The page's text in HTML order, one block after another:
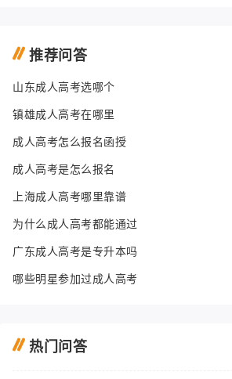
推荐问答
山东成人高考选哪个
镇雄成人高考在哪里
成人高考怎么报名函授
成人高考是怎么报名
上海成人高考哪里靠谱
为什么成人高考都能通过
广东成人高考是专升本吗
哪些明星参加过成人高考
热门问答